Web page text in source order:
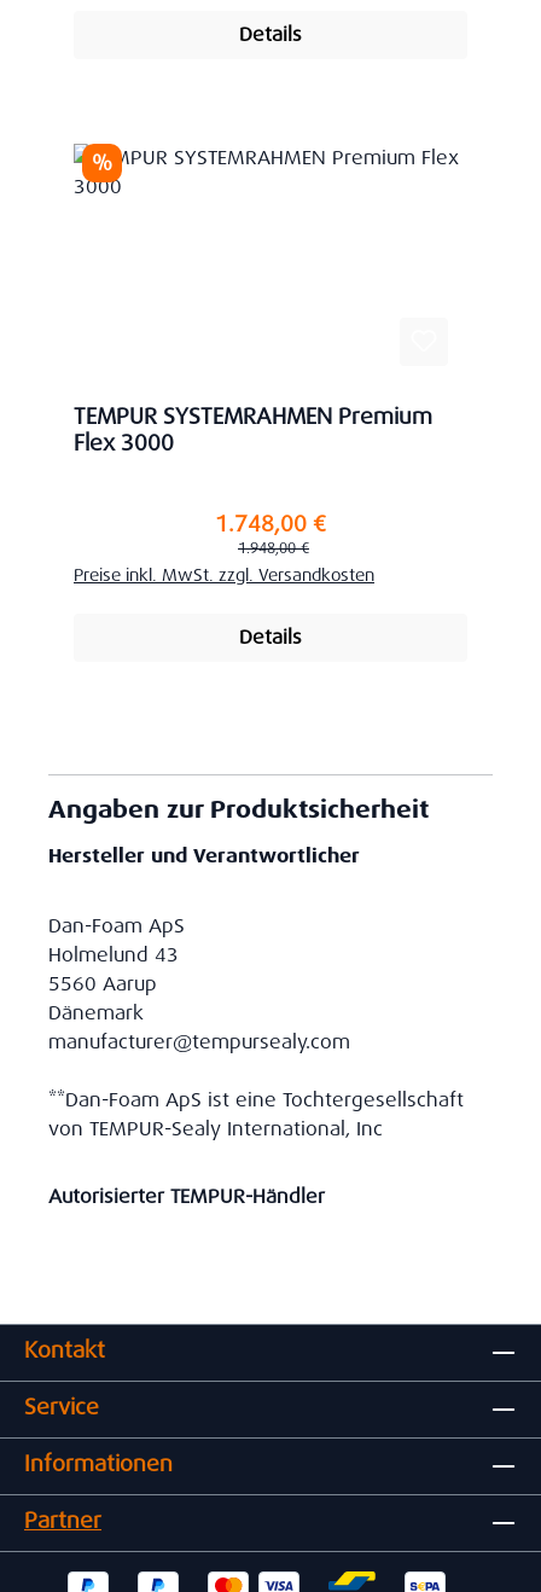
Details
Rabatt
%
TEMPUR SYSTEMRAHMEN Premium
Flex 3000
Verkaufspreis:1.748,00 €
Regulärer Preis:
1.948,00 €
Preise inkl. MwSt. zzgl. Versandkosten
Details
Angaben zur Produktsicherheit
Hersteller und Verantwortlicher
Dan-Foam ApS
Holmelund 43
5560 Aarup
Dänemark
manufacturer@tempursealy.com
**Dan-Foam ApS ist eine Tochtergesellschaft
von TEMPUR-Sealy International, Inc
Autorisierter TEMPUR-Händler
Kontakt
Service
Informationen
Partner